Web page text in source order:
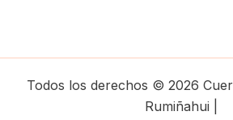
Todos los derechos © 2026
Rumiñahui |